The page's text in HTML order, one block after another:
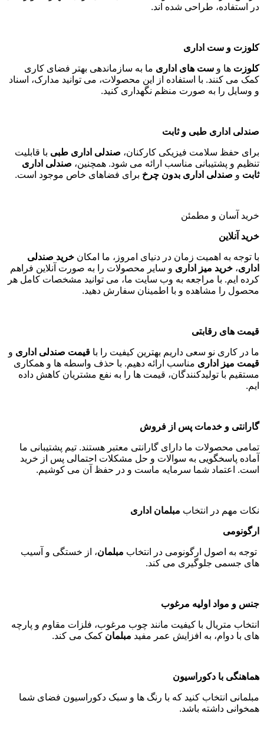
در استفاده، طراحی شده اند.
کلوزت و ست اداری
کلوزت ها و ست های اداری ما به سازماندهی بهتر فضای کاری
کمک می کنند. با استفاده از این محصولات، می توانید مدارک، اسناد
و وسایل را به صورت منظم نگهداری کنید.
صندلی اداری طبی و ثابت
برای حفظ سلامت فیزیکی کارکنان، صندلی اداری طبی با قابلیت
تنظیم و پشتیبانی مناسب ارائه می شود. همچنین، صندلی اداری
ثابت و صندلی اداری بدون چرخ برای فضاهای خاص موجود است.
خرید آسان و مطمئن
خرید آنلاین
با توجه به اهمیت زمان در دنیای امروز، ما امکان خرید صندلی
اداری، خرید میز اداری و سایر محصولات را به صورت آنلاین فراهم
کرده ایم. با مراجعه به وب سایت ما، می توانید مشخصات کامل هر
محصول را مشاهده و با اطمینان سفارش دهید.
قیمت های رقابتی
ما در کاری نو سعی داریم بهترین کیفیت را با قیمت صندلی اداری و
قیمت میز اداری مناسب ارائه دهیم. با حذف واسطه ها و همکاری
مستقیم با تولیدکنندگان، قیمت ها را به نفع مشتریان کاهش داده
ایم.
گارانتی و خدمات پس از فروش
تمامی محصولات ما دارای گارانتی معتبر هستند. تیم پشتیبانی ما
آماده پاسخگویی به سوالات و حل مشکلات احتمالی پس از خرید
است. اعتماد شما سرمایه ماست و در حفظ آن می کوشیم.
نکات مهم در انتخاب مبلمان اداری
ارگونومی
توجه به اصول ارگونومی در انتخاب مبلمان، از خستگی و آسیب
های جسمی جلوگیری می کند.
جنس و مواد اولیه مرغوب
انتخاب متریال با کیفیت مانند چوب مرغوب، فلزات مقاوم و پارچه
های با دوام، به افزایش عمر مفید مبلمان کمک می کند.
هماهنگی با دکوراسیون
مبلمانی انتخاب کنید که با رنگ ها و سبک دکوراسیون فضای شما
همخوانی داشته باشد.